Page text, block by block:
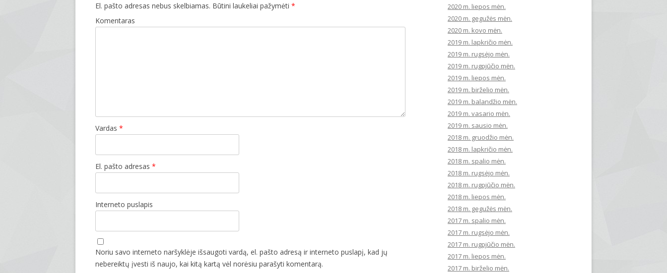
El. pašto adresas nebus skelbiamas. Būtini laukeliai pažymėti *
Komentaras
Vardas *
El. pašto adresas *
Interneto puslapis
Noriu savo interneto naršyklėje išsaugoti vardą, el. pašto adresą ir interneto puslapį, kad jų
nebereiktų įvesti iš naujo, kai kitą kartą vėl norėsiu parašyti komentarą.
2020 m. liepos mėn.
2020 m. gegužės mėn.
2020 m. kovo mėn.
2019 m. lapkričio mėn.
2019 m. rugsėjo mėn.
2019 m. rugpjūčio mėn.
2019 m. liepos mėn.
2019 m. birželio mėn.
2019 m. balandžio mėn.
2019 m. vasario mėn.
2019 m. sausio mėn.
2018 m. gruodžio mėn.
2018 m. lapkričio mėn.
2018 m. spalio mėn.
2018 m. rugsėjo mėn.
2018 m. rugpjūčio mėn.
2018 m. liepos mėn.
2018 m. gegužės mėn.
2017 m. spalio mėn.
2017 m. rugsėjo mėn.
2017 m. rugpjūčio mėn.
2017 m. liepos mėn.
2017 m. birželio mėn.